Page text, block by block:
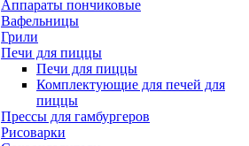
Аппараты пончиковые
Вафельницы
Грили
Печи для пиццы
Печи для пиццы
Комплектующие для печей для
пиццы
Прессы для гамбургеров
Рисоварки